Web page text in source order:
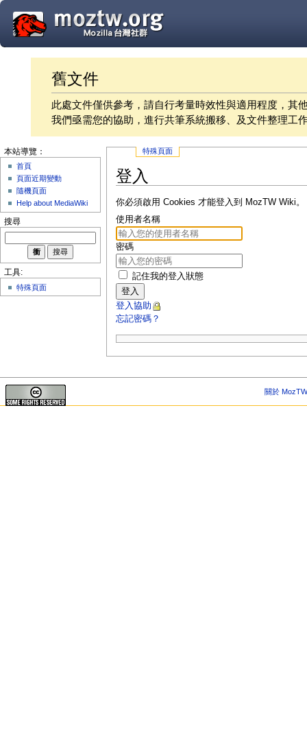
舊文件
此處文件僅供參考，請自行考量時效性與適用程度，其
我們亟需您的協助，進行共筆系統搬移、及文件整理工
特殊頁面
登入
你必須啟用 Cookies 才能登入到 MozTW Wiki。
使用者名稱
密碼
記住我的登入狀態
登入
登入協助
忘記密碼？
本站導覽：
首頁
頁面近期變動
隨機頁面
Help about MediaWiki
搜尋
工具:
特殊頁面
關於